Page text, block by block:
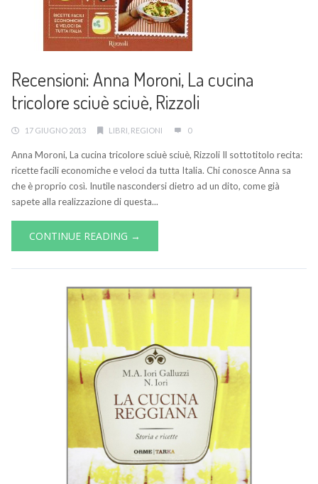
Recensioni: Anna Moroni, La cucina
tricolore sciuè sciuè, Rizzoli
17 GIUGNO 2013 LIBRI REGIONI 0
Anna Moroni, La cucina tricolore sciuè sciuè, Rizzoli Il sottotitolo recita:
ricette facili economiche e veloci da tutta Italia. Chi conosce Anna sa
che è proprio così. Inutile nascondersi dietro ad un dito, come già
sapete alla realizzazione di questa...
CONTINUE READING →